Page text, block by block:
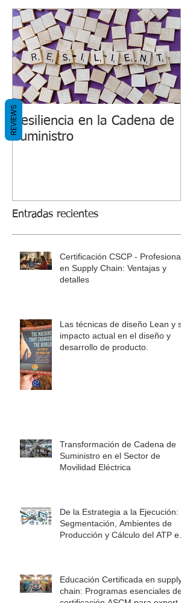
Resiliencia en la Cadena de
Suministro
Entradas recientes
Certificación CSCP - Profesional
en Supply Chain: Ventajas y
detalles
Las técnicas de diseño Lean y su
impacto actual en el diseño y
desarrollo de producto.
Transformación de Cadena de
Suministro en el Sector de
Movilidad Eléctrica
De la Estrategia a la Ejecución:
Segmentación, Ambientes de
Producción y Cálculo del ATP en
Educación Certificada en supply
chain: Programas esenciales de
REVIEWS